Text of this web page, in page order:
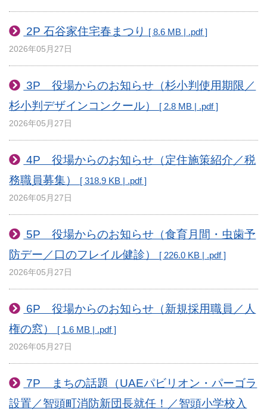
2P 石谷家住宅春まつり [ 8.6 MB | .pdf ]
2026年05月27日
3P 役場からのお知らせ（杉小判使用期限／
杉小判デザインコンクール）
[ 2.8 MB | .pdf ]
2026年05月27日
4P 役場からのお知らせ（定住施策紹介／税
務職員募集）
[ 318.9 KB | .pdf ]
2026年05月27日
5P 役場からのお知らせ（食育月間・虫歯予
防デー／口のフレイル健診）
[ 226.0 KB | .pdf ]
2026年05月27日
6P 役場からのお知らせ（新規採用職員／人
権の窓）
[ 1.6 MB | .pdf ]
2026年05月27日
7P まちの話題（UAEパビリオン・パーゴラ
設置／智頭町消防新団長就任！／智頭小学校入